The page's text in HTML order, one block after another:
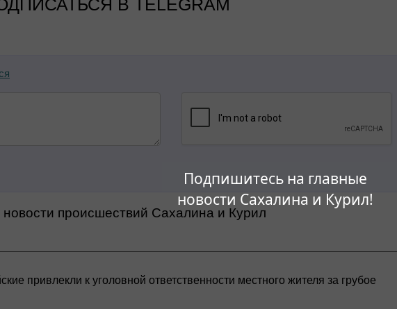
Подпишитесь на главные
новости Сахалина и Курил!
В TELEGRAM
Новости происшествий Сахалина и Курил
привлекли к уголовной ответственности местного жителя за грубое